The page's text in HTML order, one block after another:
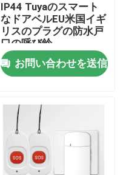
IP44 Tuyaのスマート
なドアベルEU米国イギ
リスのプラグの防水戸
口の呼び鈴
お問い合わせを送信